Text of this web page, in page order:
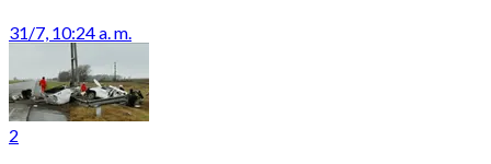
31/7, 10:24 a. m.
2